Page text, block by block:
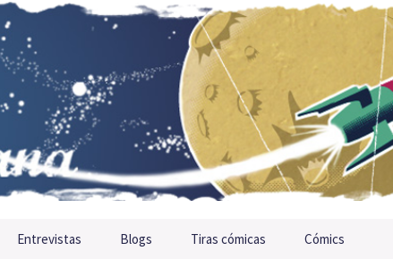
Entrevistas Blogs Tiras cómicas Cómics